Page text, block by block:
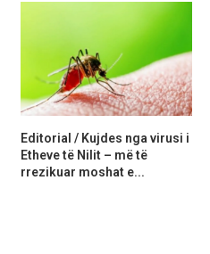
Editorial / Kujdes nga virusi i
Etheve të Nilit – më të
rrezikuar moshat e...